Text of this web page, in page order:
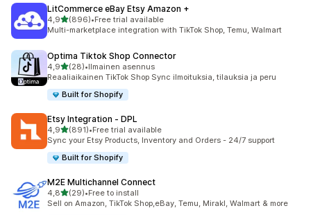
LitCommerce eBay Etsy Amazon +
4,9/ 5 tähteä
(896)
896 arvostelua yhteensä
•Free trial available
Multi-marketplace integration with TikTok Shop, Temu, Walmart
Optima Tiktok Shop Connector
4,9/ 5 tähteä
(28)
28 arvostelua yhteensä
•Ilmainen asennus
Reaaliaikainen TikTok Shop Sync ilmoituksia, tilauksia ja peru
Built for Shopify
Etsy Integration ‑ DPL
4,9/ 5 tähteä
(891)
891 arvostelua yhteensä
•Free trial available
Sync your Etsy Products, Inventory and Orders - 24/7 support
Built for Shopify
M2E Multichannel Connect
4,8/ 5 tähteä
(29)
29 arvostelua yhteensä
•Free to install
Sell on Amazon, TikTok Shop,eBay, Temu, Mirakl, Walmart & more